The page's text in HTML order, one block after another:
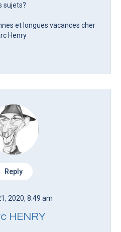
sujets?
et longues vacances cher
Henry
Reply
2020, 8:49 am
HENRY